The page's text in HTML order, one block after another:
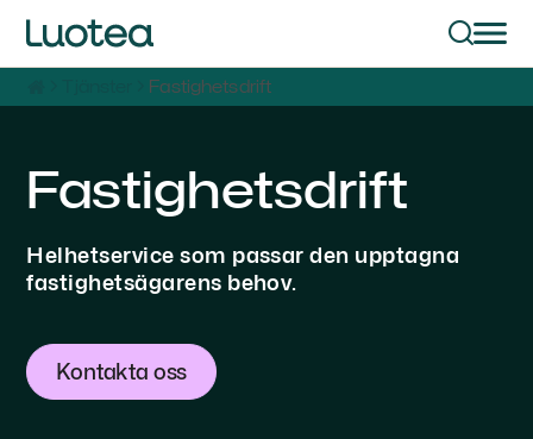
Fastighetsdrift
Fastighetsdrift
Helhetservice som passar den upptagna
fastighetsägarens behov.
Kontakta oss